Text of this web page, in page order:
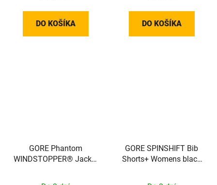
DO KOŠÍKA DO KOŠÍKA
GORE Phantom
WINDSTOPPER® Jacket
GORE SPINSHIFT Bib
Shorts+ Womens black